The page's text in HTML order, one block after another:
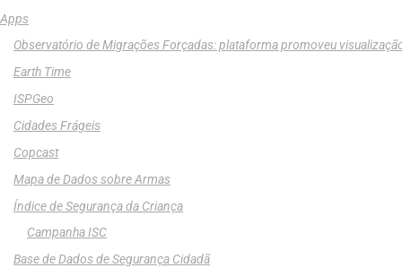
Apps
Observatório de Migrações Forçadas: plataforma promoveu
Earth Time
ISPGeo
Cidades Frágeis
Copcast
Mapa de Dados sobre Armas
Índice de Segurança da Criança
Campanha ISC
Base de Dados de Segurança Cidadã